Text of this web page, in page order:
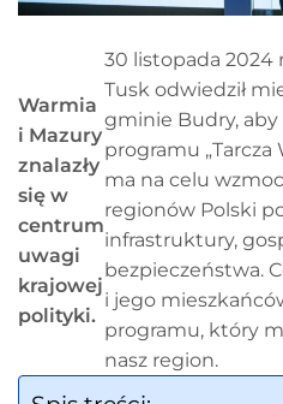
Warmia
i Mazury
znalazły
się w
centrum
uwagi
krajowej
polityki.
30 listopada 2024
Tusk odwiedził
gminie Budry, aby
programu „Tarcza
ma na celu
regionów Polski
infrastruktury,
bezpieczeństwa.
i jego
programu, który
nasz region.